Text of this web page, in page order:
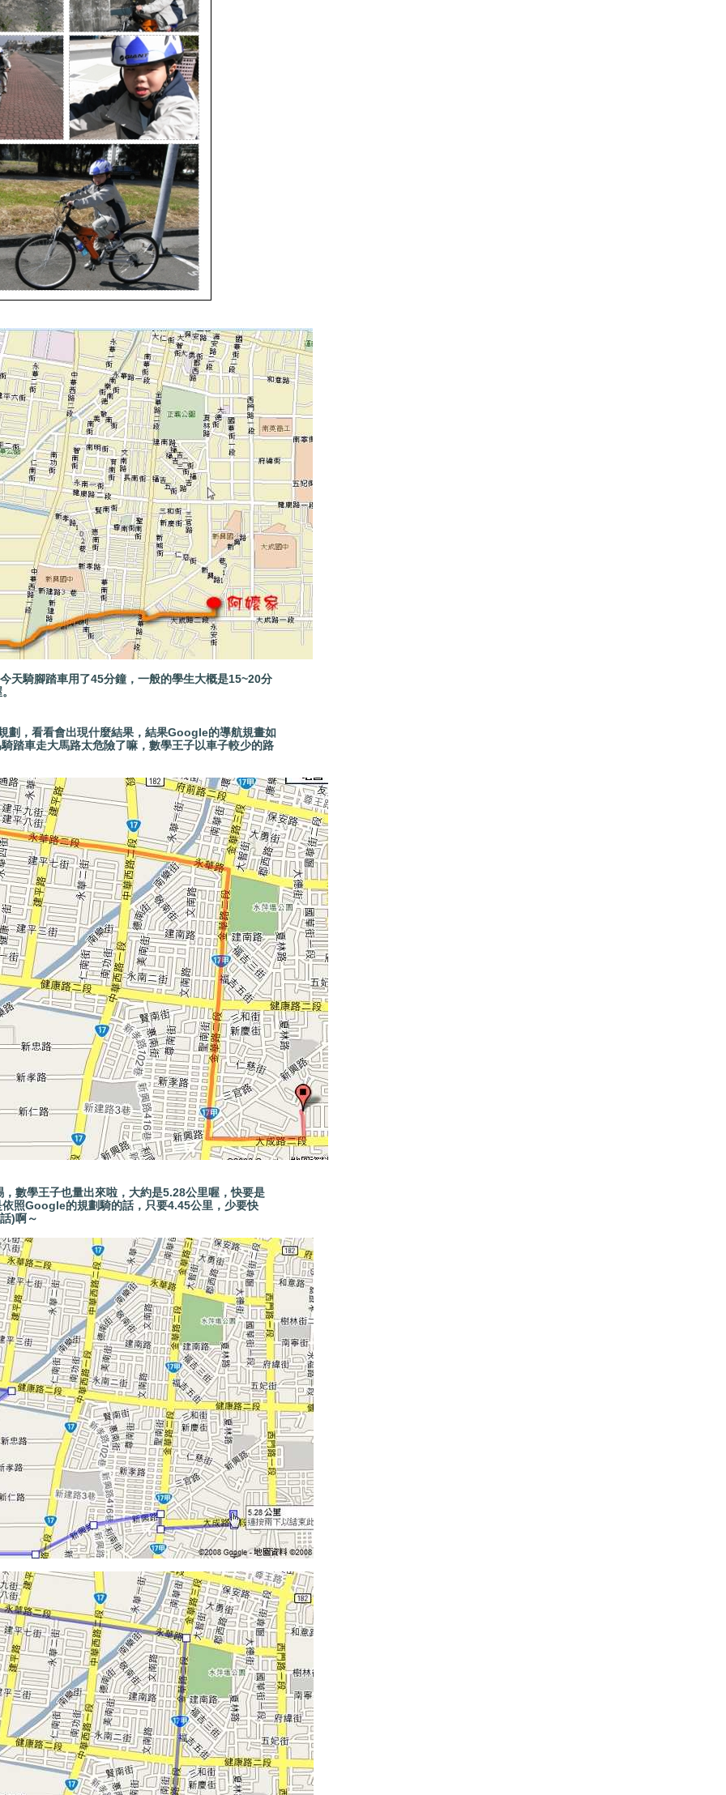
天騎腳踏車用了45分鐘，一般的學生大概是15~20分
劃，看看會出現什麼結果，結果Google的導航規畫如
踏車走大馬路太危險了嘛，數學王子以車子較少的路
數學王子也量出來啦，大約是5.28公里喔，快要是
照Google的規劃騎的話，只要4.45公里，少要快
)啊～